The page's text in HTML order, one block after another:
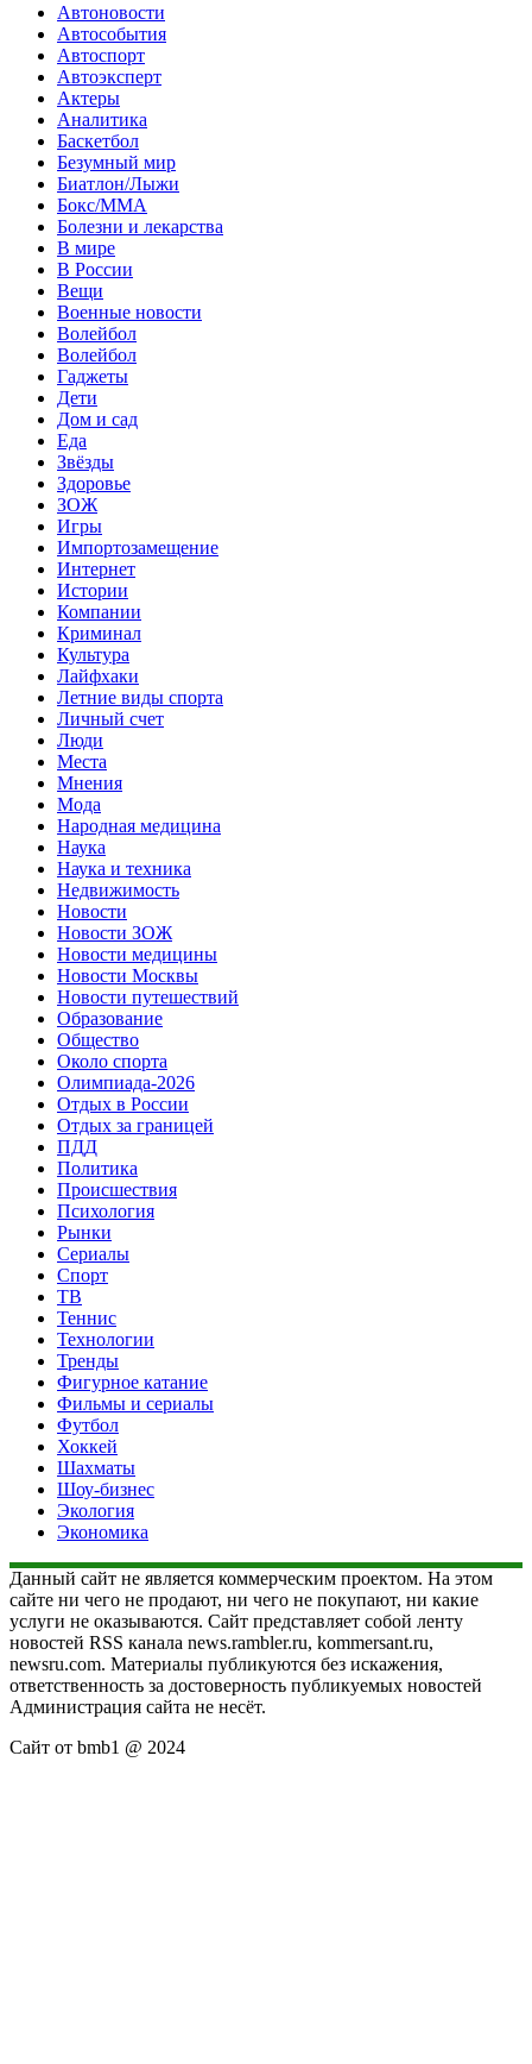
Автоновости
Автособытия
Автоспорт
Автоэксперт
Актеры
Аналитика
Баскетбол
Безумный мир
Биатлон/Лыжи
Бокс/MMA
Болезни и лекарства
В мире
В России
Вещи
Военные новости
Волейбол
Волейбол
Гаджеты
Дети
Дом и сад
Еда
Звёзды
Здоровье
ЗОЖ
Игры
Импортозамещение
Интернет
Истории
Компании
Криминал
Культура
Лайфхаки
Летние виды спорта
Личный счет
Люди
Места
Мнения
Мода
Народная медицина
Наука
Наука и техника
Недвижимость
Новости
Новости ЗОЖ
Новости медицины
Новости Москвы
Новости путешествий
Образование
Общество
Около спорта
Олимпиада-2026
Отдых в России
Отдых за границей
ПДД
Политика
Происшествия
Психология
Рынки
Сериалы
Спорт
ТВ
Теннис
Технологии
Тренды
Фигурное катание
Фильмы и сериалы
Футбол
Хоккей
Шахматы
Шоу-бизнес
Экология
Экономика
Данный сайт не является коммерческим проектом. На этом
сайте ни чего не продают, ни чего не покупают, ни какие
услуги не оказываются. Сайт представляет собой ленту
новостей RSS канала news.rambler.ru, kommersant.ru,
newsru.com. Материалы публикуются без искажения,
ответственность за достоверность публикуемых новостей
Администрация сайта не несёт.
Сайт от bmb1 @ 2024